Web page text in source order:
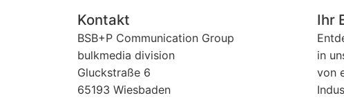
Kontakt
BSB+P Communication Group
bulkmedia division
Gluckstraße 6
65193 Wiesbaden
Ihr
in
von